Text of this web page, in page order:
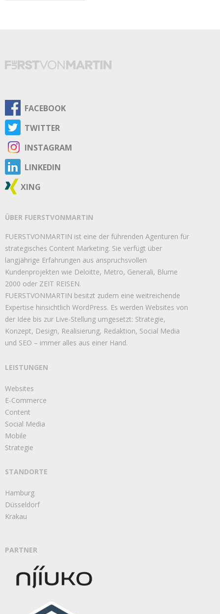
FACEBOOK
TWITTER
INSTAGRAM
LINKEDIN
XING
ÜBER FUERSTVONMARTIN
FUERSTVONMARTIN ist eine der führenden Agenturen für
strategisches Content Marketing. Sie verfügt über
langjährige Erfahrungen aus anspruchsvollen
Kundenprojekten wie Deloitte, Metro, Generali, Blume
2000 oder ZEIT REISEN.
FUERSTVONMARTIN besitzt zudem eine weitreichende
Expertise hinsichtlich WordPress. Es werden Websites von
der Idee bis zur Live-Stellung umgesetzt: Strategie,
Konzept, Design, Realisierung, Redaktion, Social Media
und SEO – immer alles aus einer Hand.
LEISTUNGEN
Websites
E-Commerce
Content
Social Media
Mobile
Strategie
STANDORTE
Hamburg
Düsseldorf
Krakau
PARTNER